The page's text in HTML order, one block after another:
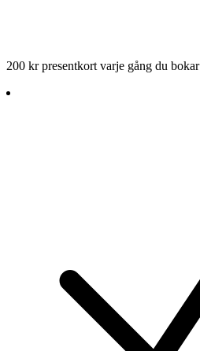
200 kr presentkort varje gång du bokar